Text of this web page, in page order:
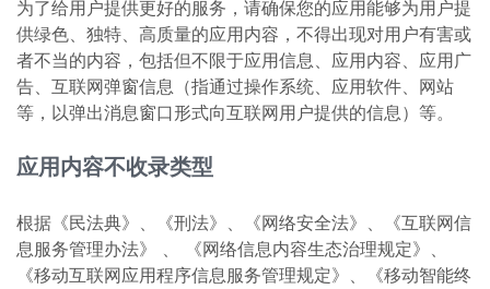
为了给用户提供更好的服务，请确保您的应用能够为用户提
供绿色、独特、高质量的应用内容，不得出现对用户有害或
者不当的内容，包括但不限于应用信息、应用内容、应用广
告、互联网弹窗信息（指通过操作系统、应用软件、网站
等，以弹出消息窗口形式向互联网用户提供的信息）等。
应用内容不收录类型
根据《民法典》、《刑法》、《网络安全法》、《互联网信
息服务管理办法》 、 《网络信息内容生态治理规定》、
《移动互联网应用程序信息服务管理规定》、《移动智能终